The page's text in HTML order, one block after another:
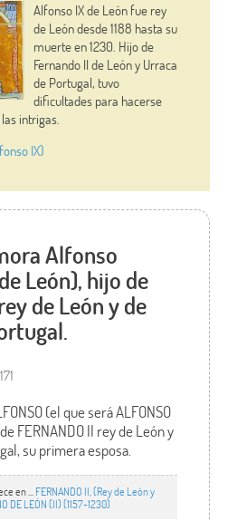
Alfonso IX de León fue rey
de León desde 1188 hasta su
muerte en 1230. Hijo de
Fernando II de León y Urraca
de Portugal, tuvo
dificultades para hacerse
intrigas.
IX)
Alfonso
León), hijo de
de León y de
(el que será ALFONSO
FERNANDO II rey de León y
su primera esposa.
en ... FERNANDO II, (Rey de León y
DE LEÓN (II) (1157-1230)